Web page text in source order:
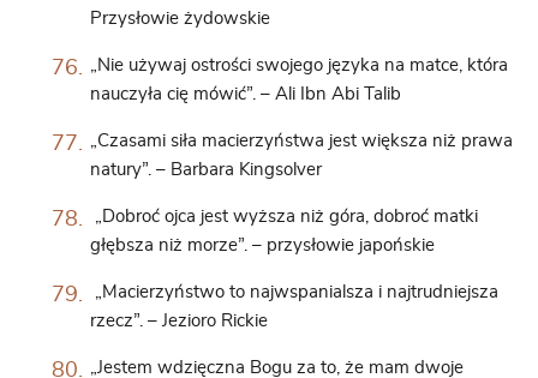
Przysłowie żydowskie
„Nie używaj ostrości swojego języka na matce, która
nauczyła cię mówić”. – Ali Ibn Abi Talib
„Czasami siła macierzyństwa jest większa niż prawa
natury”. – Barbara Kingsolver
„Dobroć ojca jest wyższa niż góra, dobroć matki
głębsza niż morze”. – przysłowie japońskie
„Macierzyństwo to najwspanialsza i najtrudniejsza
rzecz”. – Jezioro Rickie
„Jestem wdzięczna Bogu za to, że mam dwoje